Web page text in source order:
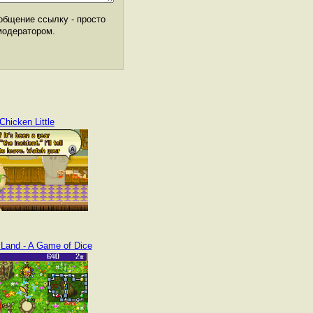
ссылку - просто
Chicken Little
- A Game of Dice